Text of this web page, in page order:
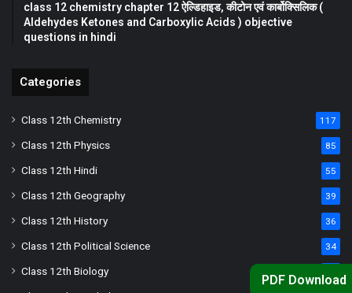
class 12 chemistry chapter 12 ऐल्डिहाइड, कीटोन एवं कार्बोक्सिलिक (
Aldehydes Ketones and Carboxylic Acids ) objective
questions in hindi
Categories
Class 12th Chemistry 117
Class 12th Physics 85
Class 12th Hindi 55
Class 12th Geography 39
Class 12th History 36
Class 12th Political Science 34
Class 12th Biology
PDF Download